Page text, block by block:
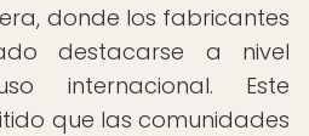
donde los fabricantes
destacarse a nivel
internacional. Este
que las comunidades